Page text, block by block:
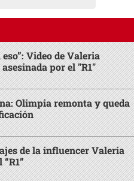
Video de Valeria
por el "R1"
Olimpia remonta y queda
de la influencer Valeria